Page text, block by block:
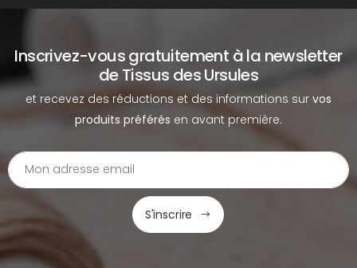
Inscrivez-vous gratuitement à la newsletter
de Tissus des Ursules
et recevez des réductions et des informations sur vos
produits préférés en avant première.
S'inscrire